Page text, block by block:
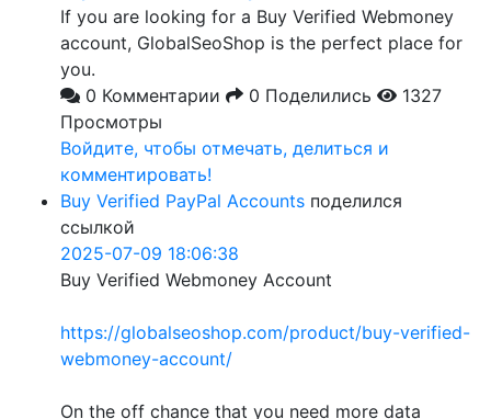
If you are looking for a Buy Verified Webmoney
account, GlobalSeoShop is the perfect place for
you.
0 Комментарии
0 Поделились
1327
Просмотры
Войдите, чтобы отмечать, делиться и
комментировать!
Buy Verified PayPal Accounts поделился
ссылкой
2025-07-09 18:06:38
Buy Verified Webmoney Account
https://globalseoshop.com/product/buy-verified-
webmoney-account/
On the off chance that you need more data